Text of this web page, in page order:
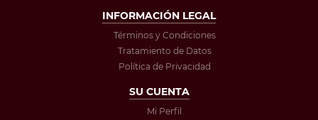
INFORMACIÓN LEGAL
Términos y Condiciones
Tratamiento de Datos
Política de Privacidad
SU CUENTA
Mi Perfil